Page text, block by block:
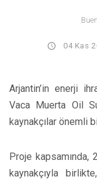
04 Kas
Arjantin’in enerji
Vaca Muerta Oil
kaynakçılar önemli
Proje kapsamında,
kaynakçıyla